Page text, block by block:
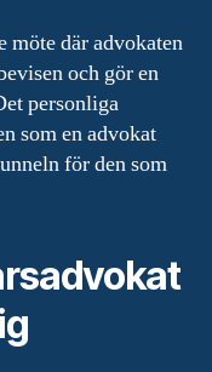
möte där advokaten
och gör en
personliga
som en advokat
för den som